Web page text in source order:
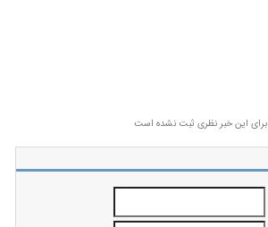
برای این خبر نظری ثبت نشده است